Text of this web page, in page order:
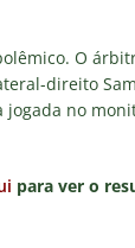
O
direito
jogada no
para ver o